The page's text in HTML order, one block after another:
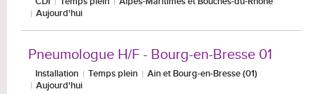
Aujourd'hui
Pneumologue H/F - Bourg-en-Bresse 01
Installation Temps plein
Ain et Bourg-en-Bresse (01)
Aujourd'hui